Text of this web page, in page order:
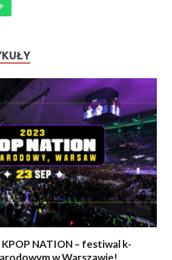
NATION – festiwal k-
w Warszawie!